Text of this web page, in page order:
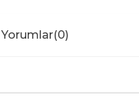
Yorumlar(0)